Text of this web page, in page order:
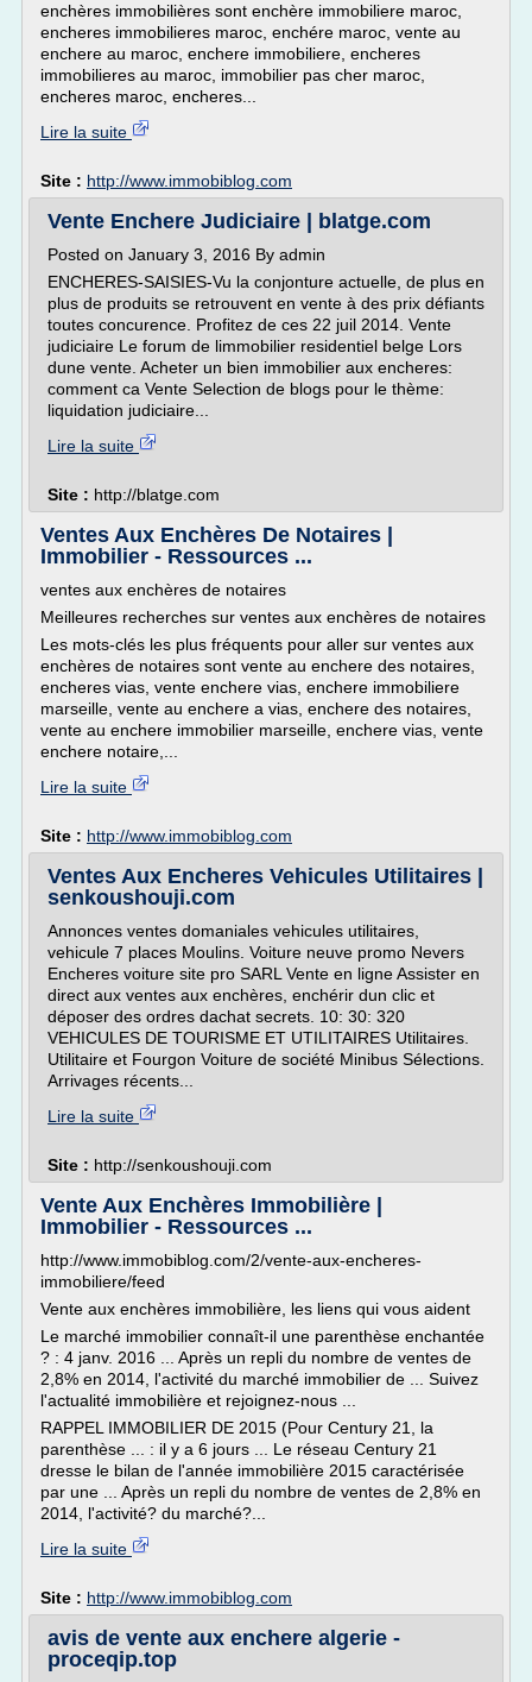
enchères immobilières sont enchère immobiliere maroc,
encheres immobilieres maroc, enchére maroc, vente au
enchere au maroc, enchere immobiliere, encheres
immobilieres au maroc, immobilier pas cher maroc,
encheres maroc, encheres...
Lire la suite
Site : http://www.immobiblog.com
Vente Enchere Judiciaire | blatge.com
Posted on January 3, 2016 By admin
ENCHERES-SAISIES-Vu la conjonture actuelle, de plus en
plus de produits se retrouvent en vente à des prix défiants
toutes concurence. Profitez de ces 22 juil 2014. Vente
judiciaire Le forum de limmobilier residentiel belge Lors
dune vente. Acheter un bien immobilier aux encheres:
comment ca Vente Selection de blogs pour le thème:
liquidation judiciaire...
Lire la suite
Site : http://blatge.com
Ventes Aux Enchères De Notaires |
Immobilier - Ressources ...
ventes aux enchères de notaires
Meilleures recherches sur ventes aux enchères de notaires
Les mots-clés les plus fréquents pour aller sur ventes aux
enchères de notaires sont vente au enchere des notaires,
encheres vias, vente enchere vias, enchere immobiliere
marseille, vente au enchere a vias, enchere des notaires,
vente au enchere immobilier marseille, enchere vias, vente
enchere notaire,...
Lire la suite
Site : http://www.immobiblog.com
Ventes Aux Encheres Vehicules Utilitaires |
senkoushouji.com
Annonces ventes domaniales vehicules utilitaires,
vehicule 7 places Moulins. Voiture neuve promo Nevers
Encheres voiture site pro SARL Vente en ligne Assister en
direct aux ventes aux enchères, enchérir dun clic et
déposer des ordres dachat secrets. 10: 30: 320
VEHICULES DE TOURISME ET UTILITAIRES Utilitaires.
Utilitaire et Fourgon Voiture de société Minibus Sélections.
Arrivages récents...
Lire la suite
Site : http://senkoushouji.com
Vente Aux Enchères Immobilière |
Immobilier - Ressources ...
http://www.immobiblog.com/2/vente-aux-encheres-
immobiliere/feed
Vente aux enchères immobilière, les liens qui vous aident
Le marché immobilier connaît-il une parenthèse enchantée
? : 4 janv. 2016 ... Après un repli du nombre de ventes de
2,8% en 2014, l'activité du marché immobilier de ... Suivez
l'actualité immobilière et rejoignez-nous ...
RAPPEL IMMOBILIER DE 2015 (Pour Century 21, la
parenthèse ... : il y a 6 jours ... Le réseau Century 21
dresse le bilan de l'année immobilière 2015 caractérisée
par une ... Après un repli du nombre de ventes de 2,8% en
2014, l'activité? du marché?...
Lire la suite
Site : http://www.immobiblog.com
avis de vente aux enchere algerie -
proceqip.top